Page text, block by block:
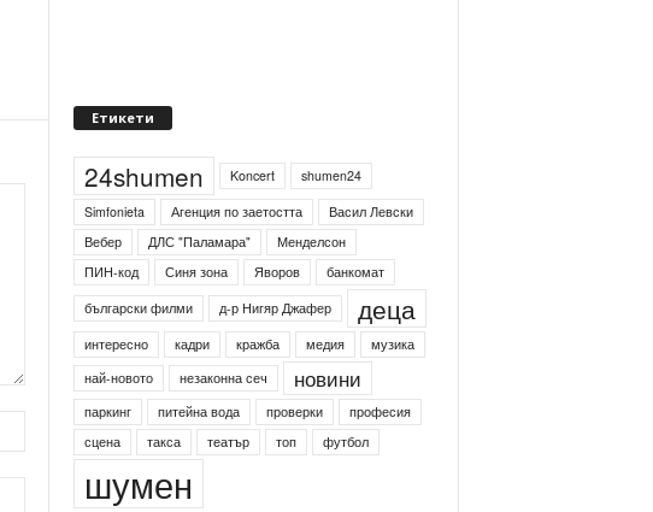
Етикети
24shumen Koncert
shumen24
Simfonieta
Агенция по заетостта
Васил Левски
Вебер
ДЛС "Паламара"
Менделсон
ПИН-код
Синя зона Яворов
банкомат
български филми
д-р Нигяр Джафер деца
интересно кадри кражба медия
музика
най-новото
незаконна сеч новини
паркинг питейна вода проверки
професия
сцена
такса театър топ футбол
шумен